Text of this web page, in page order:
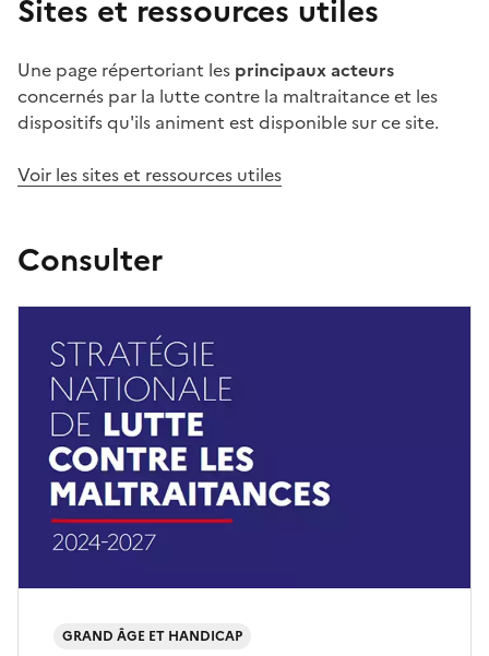
Sites et ressources utiles
Une page répertoriant les principaux acteurs
concernés par la lutte contre la maltraitance et les
dispositifs qu'ils animent est disponible sur ce site.
Voir les sites et ressources utiles
Consulter
GRAND ÂGE ET HANDICAP